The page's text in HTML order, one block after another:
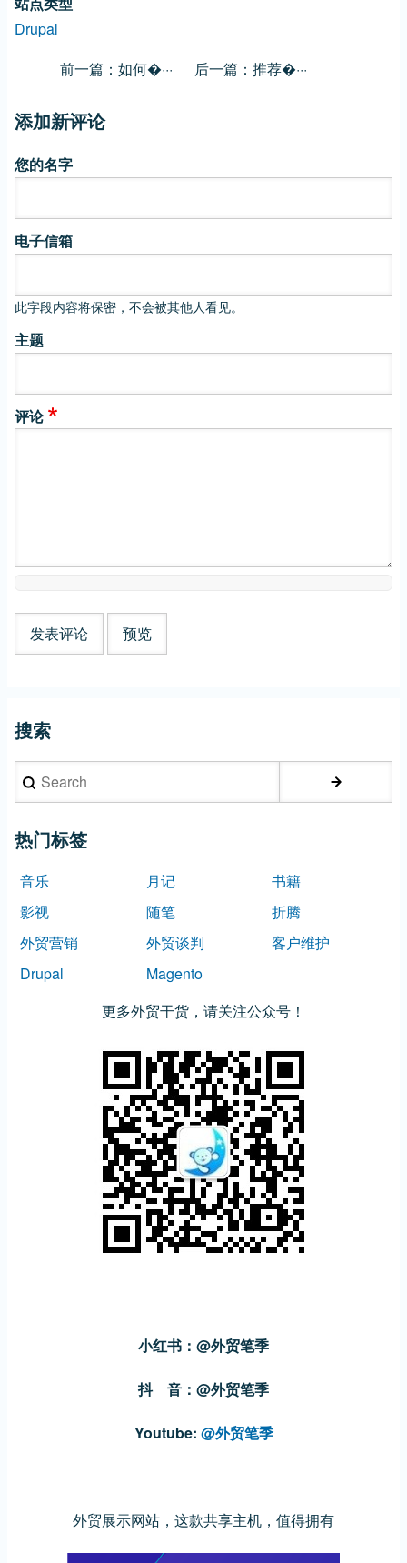
Drupal
前一篇：如何�···
后一篇：推荐�···
添加新评论
您的名字
电子信箱
此字段内容将保密，不会被其他人看见。
主题
评论
搜索
Search
热门标签
音乐 月记
书籍
影视
随笔
折腾
外贸营销
外贸谈判
客户维护
Drupal
Magento
更多外贸干货，请关注公众号！
小红书：@外贸笔季
抖 音：@外贸笔季
Youtube: @外贸笔季
外贸展示网站，这款共享主机，值得拥有